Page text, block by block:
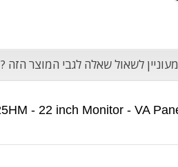
מעוניין לשאול שאלה לגבי המוצר הזה ?